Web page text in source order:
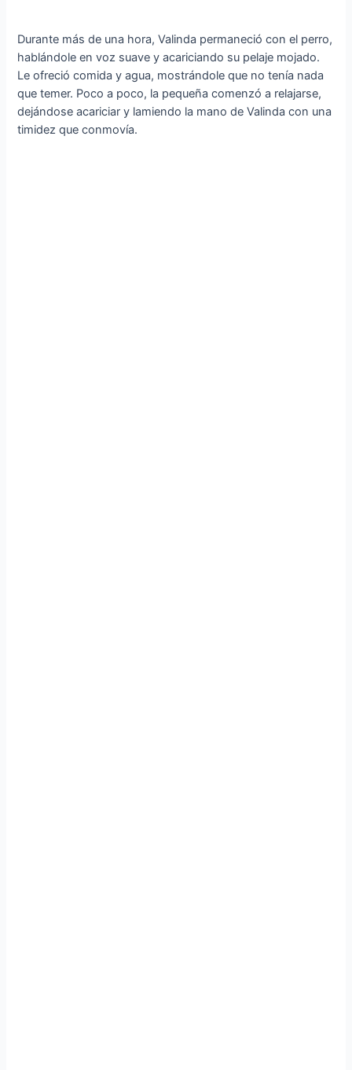
Durante más de una hora, Valinda permaneció con el perro,
hablándole en voz suave y acariciando su pelaje mojado.
Le ofreció comida y agua, mostrándole que no tenía nada
que temer. Poco a poco, la pequeña comenzó a relajarse,
dejándose acariciar y lamiendo la mano de Valinda con una
timidez que conmovía.